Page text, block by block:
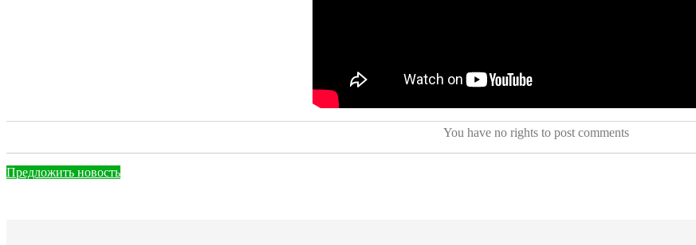
You have no rights to post comments
Предложить новость